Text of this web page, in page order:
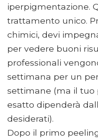
iperpigmentazione.
trattamento unico.
chimici, devi
per vedere buoni
professionali
settimana per un
settimane (ma il
esatto dipenderà
desiderati).
Dopo il primo